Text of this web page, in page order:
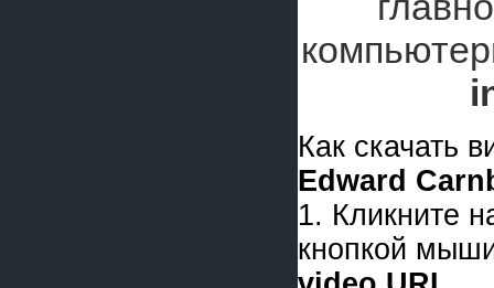
Как скачать
Edward
1. Кликните
кнопкой